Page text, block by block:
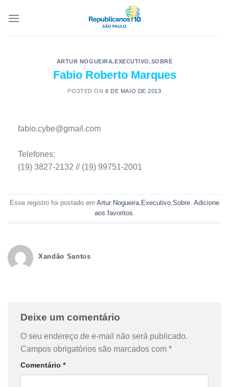
ARTUR NOGUEIRA,EXECUTIVO,SOBRE
Fabio Roberto Marques
POSTED ON6 DE MAIO DE 2013
fabio.cybe@gmail.com
Telefones:
(19) 3827-2132 // (19) 99751-2001
Esse registro foi postado em Artur Nogueira Executivo Sobre Adicione
aos favoritos
Xandão Santos
Deixe um comentário
O seu endereço de e-mail não será publicado.
Campos obrigatórios são marcados com *
Comentário *